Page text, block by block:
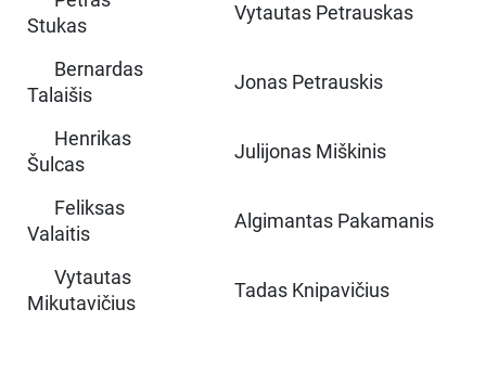
Stukas
Vytautas Petrauskas
Bernardas
Talaišis
Jonas Petrauskis
Henrikas
Šulcas
Julijonas Miškinis
Feliksas
Valaitis
Algimantas Pakamanis
Vytautas
Mikutavičius
Tadas Knipavičius